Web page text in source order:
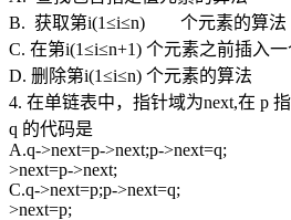
B. 获取第i(1≤i≤n) 个元素的算法
C. 在第i(1≤i≤n+1) 个元素之前插入
D. 删除第i(1≤i≤n) 个元素的算法
4. 在单链表中，指针域为next,在 p
q 的代码是
A.q->next=p->next;p-
>next=p->next;
C.q->next=p;p->next=q;
>next=p;